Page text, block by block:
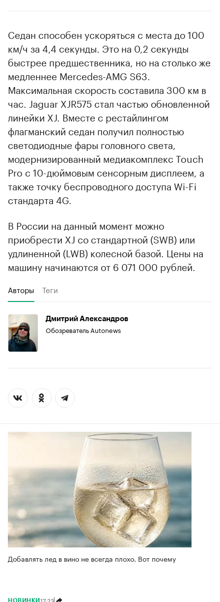
Седан способен ускоряться с места до 100
км/ч за 4,4 секунды. Это на 0,2 секунды
быстрее предшественника, но на столько же
медленнее Mercedes-AMG S63.
Максимальная скорость составила 300 км в
час. Jaguar XJR575 стал частью обновленной
линейки XJ. Вместе с рестайлингом
флагманский седан получил полностью
светодиодные фары головного света,
модернизированный медиакомплекс Touch
Pro с 10-дюймовым сенсорным дисплеем, а
также точку беспроводного доступа Wi-Fi
стандарта 4G.
В России на данный момент можно
приобрести XJ со стандартной (SWB) или
удлиненной (LWB) колесной базой. Цены на
машину начинаются от 6 071 000 рублей.
Авторы Теги
Дмитрий Александров
Обозреватель Autonews
Добавлять лед в вино не всегда плохо. Вот почему
НОВИНКИ 17:23